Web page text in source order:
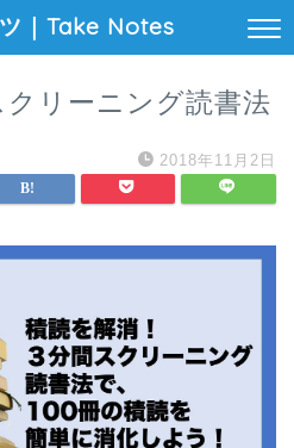
｜Take Notes
リーニング読書法
2018年11月2日